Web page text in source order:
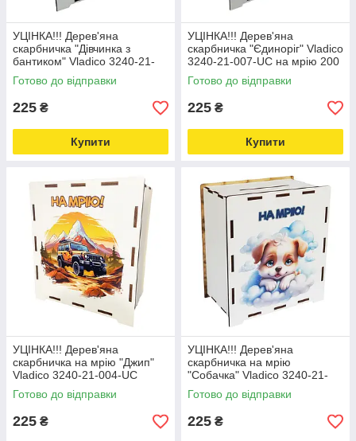
УЦІНКА!!! Дерев'яна
скарбничка "Дівчинка з
бантиком" Vladico 3240-21-
005-UC на мрію 200 днів
Love&Life -online-multimarket-
Готово до відправки
225 ₴
Купити
УЦІНКА!!! Дерев'яна
скарбничка "Єдиноріг" Vladico
3240-21-007-UC на мрію 200
днів Love&Life -online-
multimarket-
Готово до відправки
225 ₴
Купити
УЦІНКА!!! Дерев'яна
скарбничка на мрію "Джип"
Vladico 3240-21-004-UC
17х15х9 см, 200 днів
Love&Life -online-multimarket-
Готово до відправки
225 ₴
УЦІНКА!!! Дерев'яна
скарбничка на мрію
"Собачка" Vladico 3240-21-
006-UC 17х15х9 см, 200 днів
Love&Life -online-multimarket-
Готово до відправки
225 ₴